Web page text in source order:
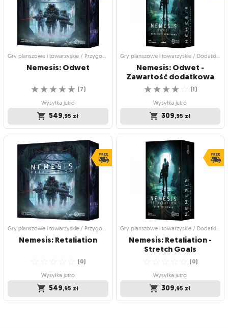
Odkryj świat pełen cudów i tajemnic
☆
☆
☆
☆
☆
Wysyłka jutro
849,95 zł
Survival horror w klimatach science-
fiction
☆
☆
☆
☆
☆ (83
Wysyłka jutro
549,95 zł
Gry planszowe i towarzyskie / Przygodowe gry planszowe
Nemesis:Odwet
☆
☆
☆
☆
☆ (7)
Wysyłka jutro
549,95 zł
Gry planszowe i towarzyskie /
Przygodowe gry planszowe
Nemesis: Odwet
Czy Twoja żądza zemsty wystarczy, by
przetrwać ten horror?
☆
☆
☆
☆
☆
Wysyłka jutro
549,95 zł
Gry planszowe i towarzyskie / Dodatki do gier
Nemesis: Odwet -
Zawartość dodatkowa
☆
☆
☆
☆ (1)
Wysyłka jutro
309,95 zł
Gry planszowe i towarzyskie / Dodatki
do gier
Nemesis: Odwet -
Zawartość dodatkowa
1 pudełko, 3 rozszerzenia
☆
☆
☆
☆
☆ (
Wysyłka jutro
309,95 zł
Gry planszowe i towarzyskie / Przygodowe gry planszowe
Nemesis:Retaliation
(0)
Wysyłka jutro
549,95 zł
Gry planszowe i towarzyskie / Dodatki do gier
Nemesis: Retaliation -
Stretch Goals
(0)
Wysyłka jutro
309,95 zł